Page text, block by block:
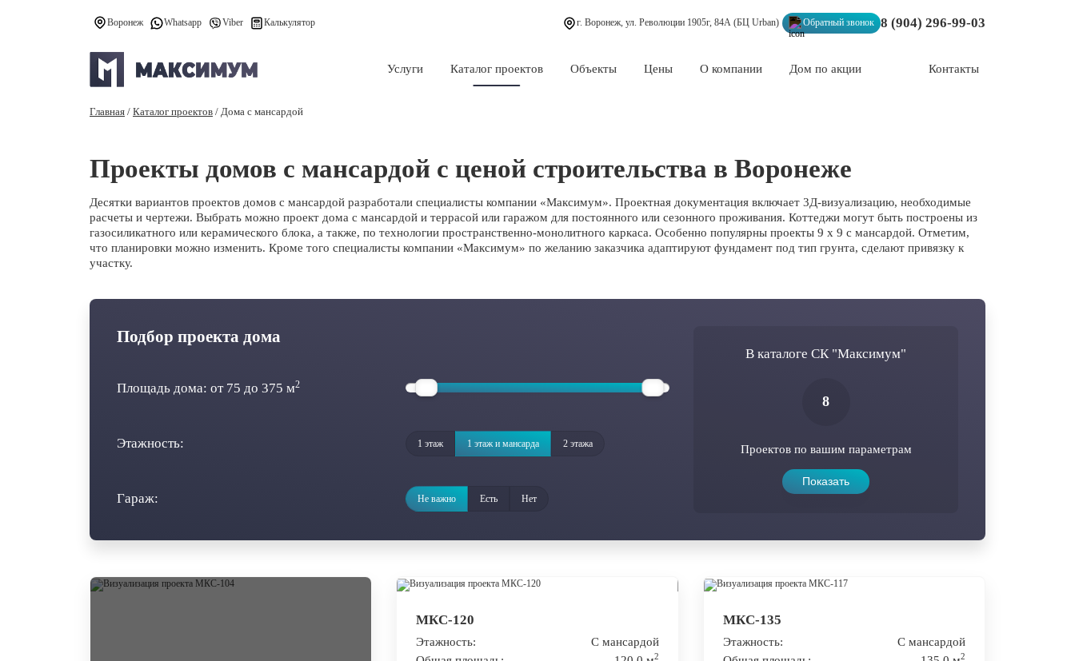
Воронеж Whatsapp Viber Калькулятор г. Воронеж, ул. Революции 1905г, 84А (БЦ Urban) Обратный звонок 8 (904) 296-99-03
Услуги Каталог проектов Объекты Цены О компании Дом по акции Контакты
Главная / Каталог проектов / Дома с мансардой
Проекты домов с мансардой с ценой строительства в Воронеже
Десятки вариантов проектов домов с мансардой разработали специалисты компании «Максимум». Проектная документация включает 3Д-визуализацию, необходимые
расчеты и чертежи. Выбрать можно проект дома с мансардой и террасой или гаражом для постоянного или сезонного проживания. Коттеджи могут быть построены из
газосиликатного или керамического блока, а также, по технологии пространственно-монолитного каркаса. Особенно популярны проекты 9 х 9 с мансардой. Отметим,
что планировки можно изменить. Кроме того специалисты компании «Максимум» по желанию заказчика адаптируют фундамент под тип грунта, сделают привязку к
участку.
Подбор проекта дома
Площадь дома: от 75 до 375 м2
Этажность: 1 этаж 1 этаж и мансарда 2 этажа
Гараж: Не важно Есть Нет
В каталоге СК "Максимум"
8
Проектов по вашим параметрам
МКС-120
Этажность:
С мансардой
2
МКС-135
Этажность:
С мансардой
2